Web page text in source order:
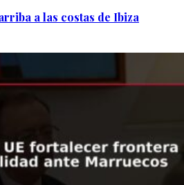
a las costas de Ibiza